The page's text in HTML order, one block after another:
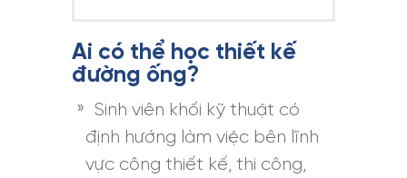
Ai có thể học thiết kế
đường ống?
Sinh viên khối kỹ thuật có
định hướng làm việc bên lĩnh
vực công thiết kế, thi công,